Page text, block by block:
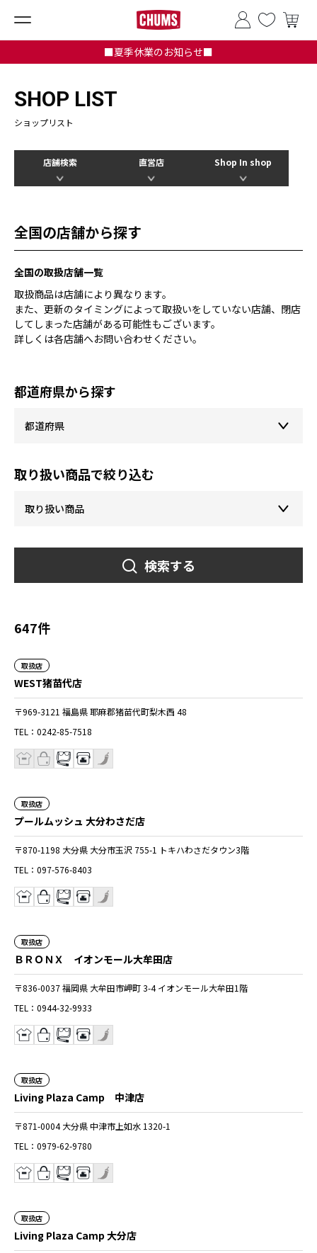
■夏季休業のお知らせ■
SHOP LIST
ショップリスト
店舗検索 直営店 Shop In shop
全国の店舗から探す
全国の取扱店舗一覧
取扱商品は店舗により異なります。
また、更新のタイミングによって取扱いをしていない店舗、閉店
してしまった店舗がある可能性もございます。
詳しくは各店舗へお問い合わせください。
都道府県から探す
取り扱い商品で絞り込む
検索する
647件
取扱店
WEST猪苗代店
〒969-3121 福島県 耶麻郡猪苗代町梨木西 48
TEL：0242-85-7518
取扱店
プールムッシュ 大分わさだ店
〒870-1198 大分県 大分市玉沢 755-1 トキハわさだタウン3階
TEL：097-576-8403
取扱店
ＢＲＯＮＸ イオンモール大牟田店
〒836-0037 福岡県 大牟田市岬町 3-4 イオンモール大牟田1階
TEL：0944-32-9933
取扱店
Living Plaza Camp 中津店
〒871-0004 大分県 中津市上如水 1320-1
TEL：0979-62-9780
取扱店
Living Plaza Camp 大分店